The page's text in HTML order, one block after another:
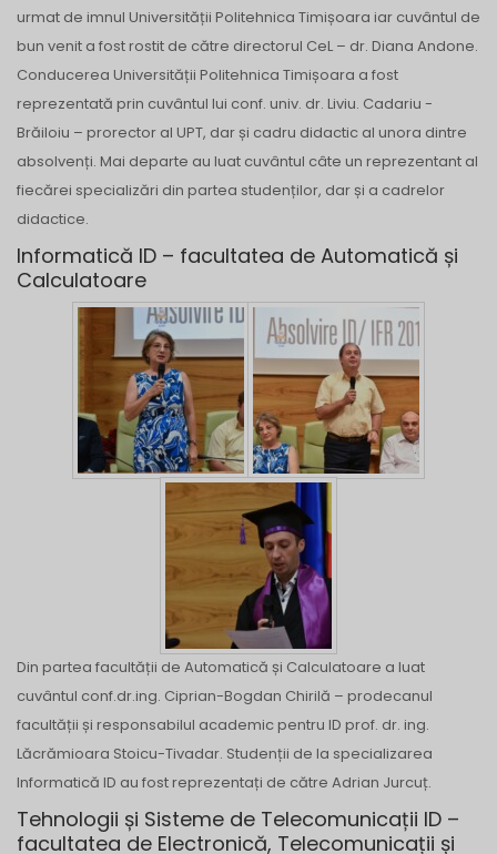
urmat de imnul Universității Politehnica Timișoara iar cuvântul de
bun venit a fost rostit de către directorul CeL – dr. Diana Andone.
Conducerea Universității Politehnica Timișoara a fost
reprezentată prin cuvântul lui conf. univ. dr. Liviu. Cadariu -
Brăiloiu – prorector al UPT, dar și cadru didactic al unora dintre
absolvenți. Mai departe au luat cuvântul câte un reprezentant al
fiecărei specializări din partea studenților, dar și a cadrelor
didactice.
Informatică ID – facultatea de Automatică și
Calculatoare
Din partea facultății de Automatică și Calculatoare a luat
cuvântul conf.dr.ing. Ciprian-Bogdan Chirilă – prodecanul
facultății și responsabilul academic pentru ID prof. dr. ing.
Lăcrămioara Stoicu-Tivadar. Studenții de la specializarea
Informatică ID au fost reprezentați de către Adrian Jurcuț.
Tehnologii și Sisteme de Telecomunicații ID –
facultatea de Electronică, Telecomunicații și